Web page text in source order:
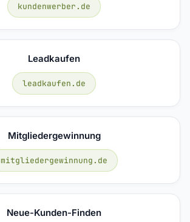
kundenwerber.de
Leadkaufen
leadkaufen.de
Mitgliedergewinnung
mitgliedergewinnung.de
Neue-Kunden-Finden